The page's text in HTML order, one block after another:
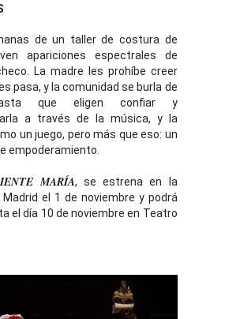
de un taller de costura de
apariciones espectrales de
La madre les prohíbe creer
pasa, y la comunidad se burla de
que eligen confiar y
a través de la música, y la
un juego, pero más que eso: un
empoderamiento.
MARÍA, se estrena en la
el 1 de noviembre y podrá
el día 10 de noviembre en Teatro